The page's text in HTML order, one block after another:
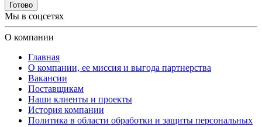
Готово
Мы в соцсетях
О компании
Главная
О компании, ее миссия и выгода партнерства
Вакансии
Поставщикам
Наши клиенты и проекты
История компании
Политика в области обработки и защиты персональных